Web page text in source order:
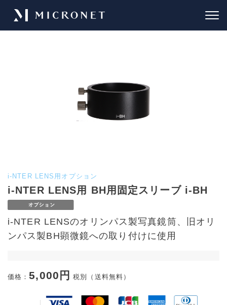
i-NTER LENS用オプション
i-NTER LENS用 BH用固定スリーブ i-BH
i-NTER LENSのオリンパス製写真鏡筒、旧オリ
ンパス製BH顕微鏡への取り付けに使用
価格：5,000円 税別（送料無料）